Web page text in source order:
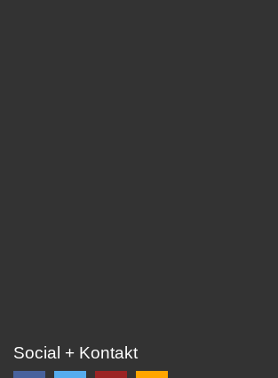
Social + Kontakt